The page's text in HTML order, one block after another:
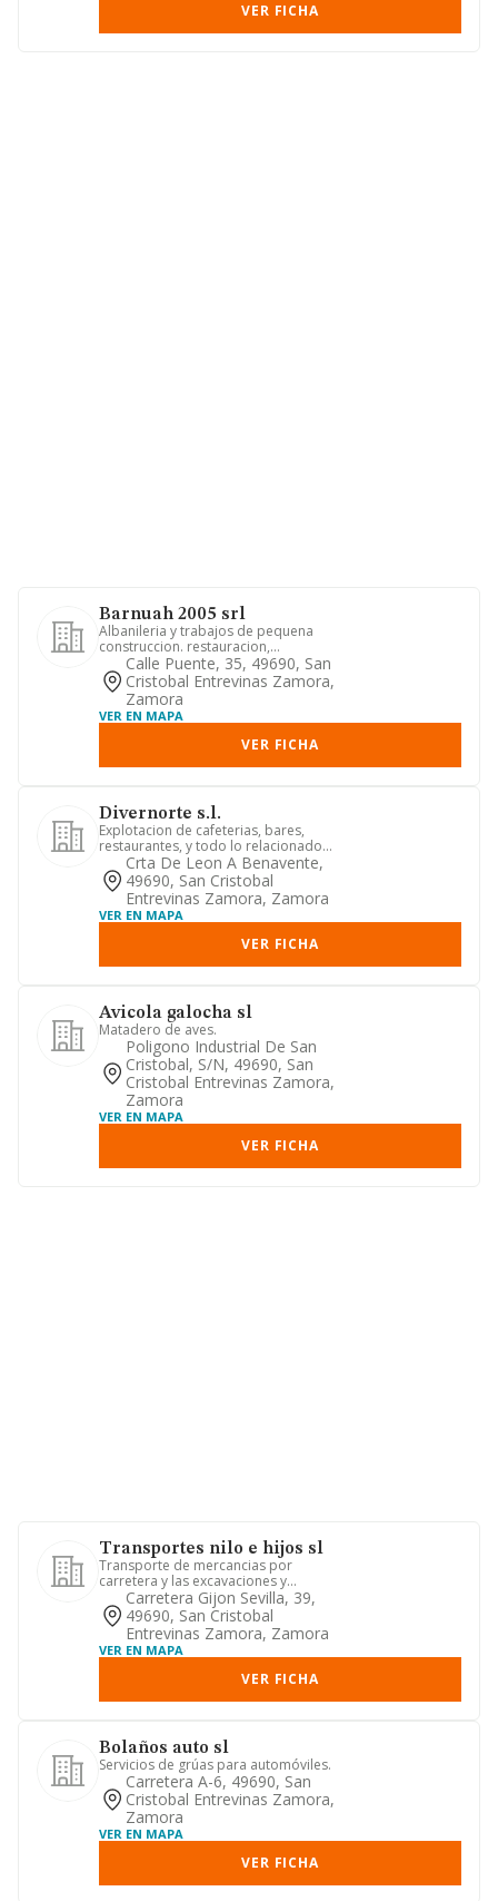
VER FICHA
Barnuah 2005 srl
Albanileria y trabajos de pequena
construccion. restauracion,
alimentacion, catering, servicios de ...
Calle Puente, 35, 49690, San
Cristobal Entrevinas Zamora,
Zamora
VER EN MAPA
VER FICHA
Divernorte s.l.
Explotacion de cafeterias, bares,
restaurantes, y todo lo relacionado
con el ramo de la hosteleria,...
Crta De Leon A Benavente,
49690, San Cristobal
Entrevinas Zamora, Zamora
VER EN MAPA
VER FICHA
Avicola galocha sl
Matadero de aves.
Poligono Industrial De San
Cristobal, S/n, 49690, San
Cristobal Entrevinas Zamora,
Zamora
VER EN MAPA
VER FICHA
Transportes nilo e hijos sl
Transporte de mercancias por
carretera y las excavaciones y
movimiento de tierras.
Carretera Gijon Sevilla, 39,
49690, San Cristobal
Entrevinas Zamora, Zamora
VER EN MAPA
VER FICHA
Bolaños auto sl
Servicios de grúas para automóviles.
Carretera A-6, 49690, San
Cristobal Entrevinas Zamora,
Zamora
VER EN MAPA
VER FICHA